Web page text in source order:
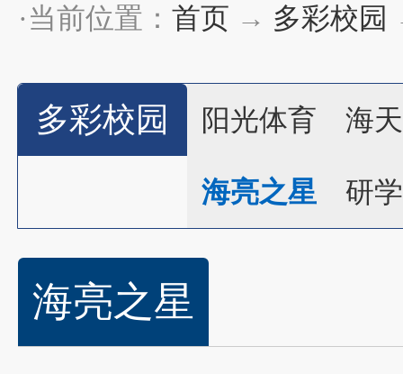
·当前位置： 首页 → 多彩校园
多彩校园 阳光体育 海
海亮之星 研
海亮之星